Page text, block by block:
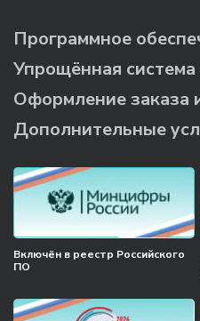
Программное
Упрощённая
Оформление заказа
Дополнительные
Включён в реестр Российского
ПО